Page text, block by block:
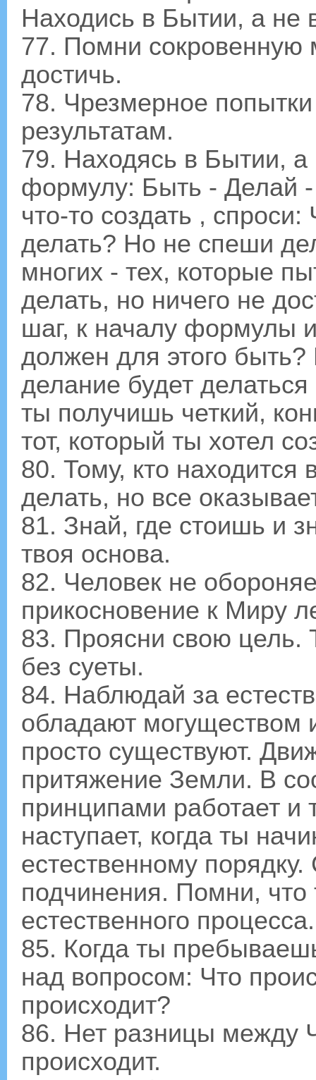
Находись в Бытии, а не
77. Помни сокровенную
достичь.
78. Чрезмерное
результатам.
79. Находясь в Бытии,
формулу: Быть - Делай
что-то создать ,
делать? Но не спеши
многих - тех, которые
делать, но ничего не
шаг, к началу формулы
должен для этого
делание будет
ты получишь четкий,
тот, который ты хотел
80. Тому, кто находится
делать, но все
81. Знай, где стоишь и
твоя основа.
82. Человек не
прикосновение к Миру
83. Проясни свою цель.
без суеты.
84. Наблюдай за
обладают могуществом
просто существуют.
притяжение Земли. В
принципами работает и
наступает, когда ты
естественному
подчинения. Помни,
естественного процесса.
85. Когда ты
над вопросом: Что
происходит?
86. Нет разницы между
происходит.